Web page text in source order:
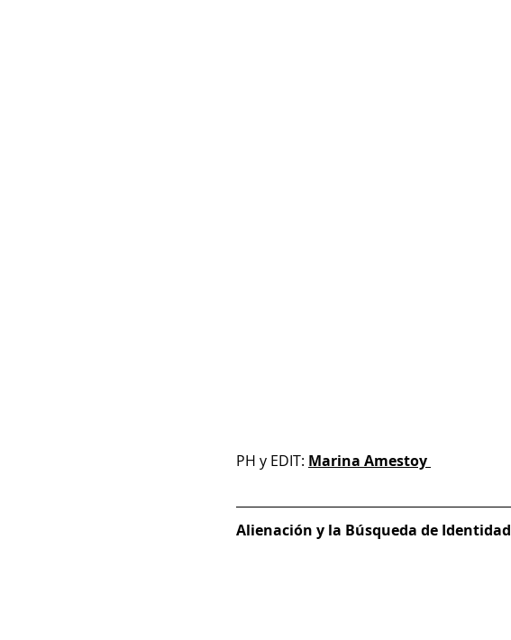
PH y EDIT: Marina Amestoy
Alienación y la Búsqueda de Identidad